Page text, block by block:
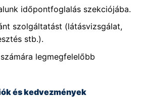
időpontfoglalás szekciójába.
szolgáltatást (látásvizsgálat,
stb.).
legmegfelelőbb
és kedvezmények